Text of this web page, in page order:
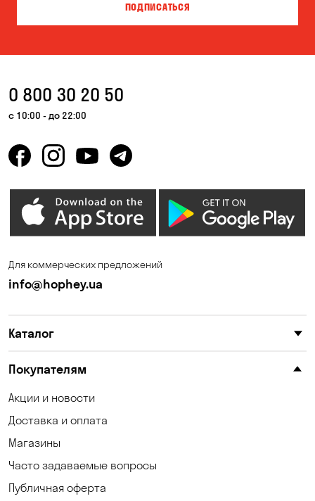
ПОДПИСАТЬСЯ
0 800 30 20 50
с 10:00 - до 22:00
Для коммерческих предложений
info@hophey.ua
Каталог
Покупателям
Акции и новости
Доставка и оплата
Магазины
Часто задаваемые вопросы
Публичная оферта